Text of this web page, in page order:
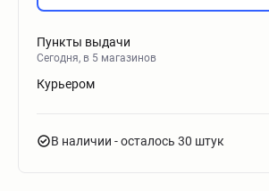
Пункты выдачи
Сегодня, в 5 магазинов
Курьером
В наличии - осталось 30 штук